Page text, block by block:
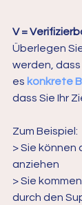
V =
Überlegen
werden, dass
es konkrete
dass Sie Ihr
Zum Beispiel:
> Sie können
anziehen
> Sie
durch den